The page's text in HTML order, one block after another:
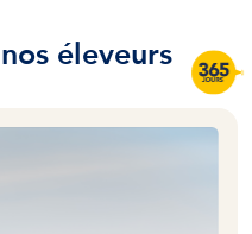
éleveurs